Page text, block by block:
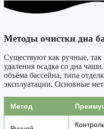
Методы очистки дна
Существуют как ручные, так
удаления осадка со дна
объёма бассейна, типа
эксплуатации. Основные
Метод